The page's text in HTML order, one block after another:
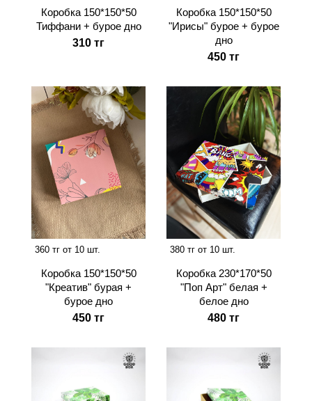
Коробка 150*150*50
Тиффани + бурое дно
310 тг
Коробка 150*150*50
"Ирисы" бурое + бурое
дно
450 тг
360 тг от 10 шт.
Коробка 150*150*50
"Креатив" бурая +
бурое дно
450 тг
380 тг от 10 шт.
Коробка 230*170*50
"Поп Арт" белая +
белое дно
480 тг